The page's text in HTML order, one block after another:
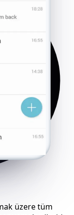
üzere tüm